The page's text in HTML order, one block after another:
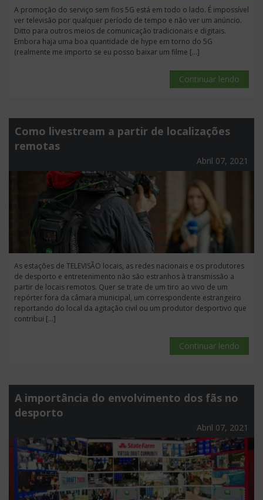
A promoção do serviço sem fios 5G está em todo o lado. É impossível
ver televisão por qualquer período de tempo e não ver um anúncio.
Ditto para outros meios de comunicação tradicionais e digitais.
Embora haja uma boa quantidade de hype em torno do 5G
(realmente me importo se eu posso baixar um filme […]
Continuar lendo
Como livestream a partir de localizações
remotas
Abril 07, 2021
As estações de TELEVISÃO locais, as redes nacionais e os produtores
de desporto e entretenimento não são estranhos à transmissão a
partir de locais remotos. Quer se trate de um tiro ao vivo de um
repórter fora da câmara municipal, um correspondente estrangeiro
reportando do local da agitação civil ou um produtor desportivo que
contribui […]
Continuar lendo
A importância do envolvimento dos fãs no
desporto
Abril 07, 2021